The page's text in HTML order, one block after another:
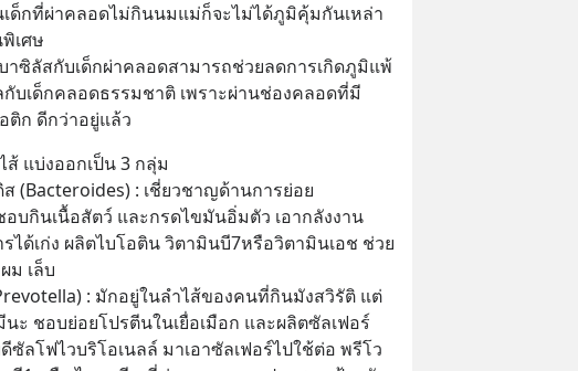
เด็กที่ผ่าคลอดไม่กินนมแม่ก็จะไม่ได้ภูมิคุ้มกันเหล่า
เศษ
าซิลัสกับเด็กผ่าคลอดสามารถช่วยลดการเกิดภูมิแพ้
บเด็กคลอดธรรมชาติ เพราะผ่านช่องคลอดที่มี
ติก ดีกว่าอยู่แล้ว
ส้ แบ่งออกเป็น 3 กลุ่ม
(Bacteroides) : เชี่ยวชาญด้านการย่อย
อบกินเนื้อสัตว์ และกรดไขมันอิ่มตัว เอากลังงาน
ได้เก่ง ผลิตไบโอติน วิตามินบี7หรือวิตามินเอช ช่วย
ม เล็บ
: มักอยู่ในลำไส้ของคนที่กินมังสวิรัติ แต่
ะ ชอบย่อยโปรตีนในเยื่อเมือก และผลิตซัลเฟอร์
ซัลโฟไวบริโอเนลล์ มาเอาซัลเฟอร์ไปใช้ต่อ พรีโว